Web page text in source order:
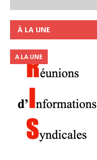
À LA UNE
A LA UNE